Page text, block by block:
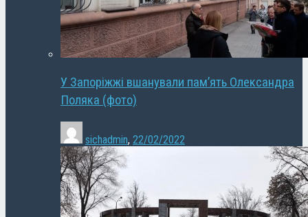
У Запоріжжі вшанували пам’ять Олександра
Поляка (фото)
sichadmin, 22/02/2022